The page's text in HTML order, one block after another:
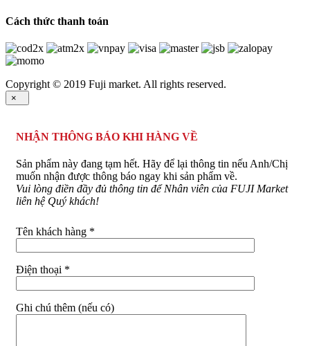
Cách thức thanh toán
Copyright © 2019 Fuji market. All rights reserved.
×
NHẬN THÔNG BÁO KHI HÀNG VỀ
Sản phẩm này đang tạm hết. Hãy để lại thông tin nếu Anh/Chị
muốn nhận được thông báo ngay khi sản phẩm về.
Vui lòng điền đầy đủ thông tin để Nhân viên của FUJI Market
liên hệ Quý khách!
Tên khách hàng *
Điện thoại *
Ghi chú thêm (nếu có)